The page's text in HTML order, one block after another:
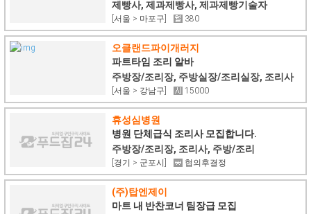
집
제빵사, 제과제빵사, 제과제빵기술자
[서울 > 마포구] 380
오클랜드파이개러지
파트타임 조리 알바
주방장/조리장, 주방실장/조리실장, 조리사
[서울 > 강남구] 15000
휴성심병원
병원 단체급식 조리사 모집합니다.
주방장/조리장, 조리사, 주방/조리
[경기 > 군포시] 협의후결정
(주)탑엔제이
마트 내 반찬코너 팀장급 모집